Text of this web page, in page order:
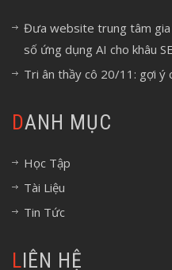
Đưa website trung tâm gia
số ứng dụng AI cho khâu
Tri ân thầy cô 20/11: gợi ý
DANH MỤC
Học Tập
Tài Liệu
Tin Tức
LIÊN HỆ